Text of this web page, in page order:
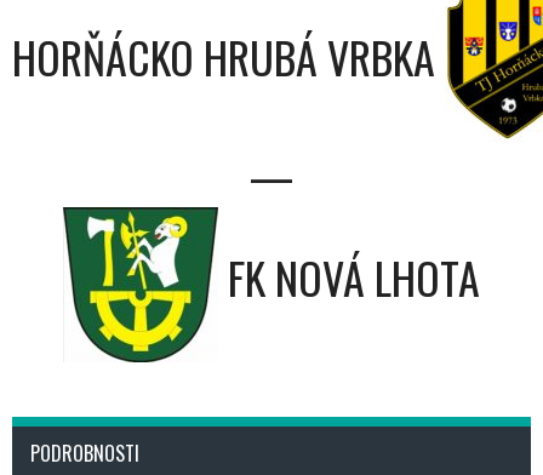
HORŇÁCKO HRUBÁ VRBKA
—
FK NOVÁ LHOTA
PODROBNOSTI